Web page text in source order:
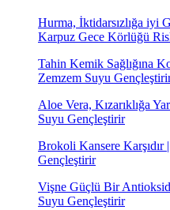
Hurma, İktidarsızlığa iyi
Karpuz Gece Körlüğü
Tahin Kemik Sağlığına
Zemzem Suyu
Aloe Vera, Kızarıklığa
Suyu Gençleştirir
Brokoli Kansere Karşıdır
Gençleştirir
Vişne Güçlü Bir
Suyu Gençleştirir